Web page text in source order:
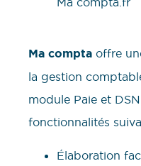
Ma compta offre
la gestion
module Paie et
fonctionnalités
Élaboration